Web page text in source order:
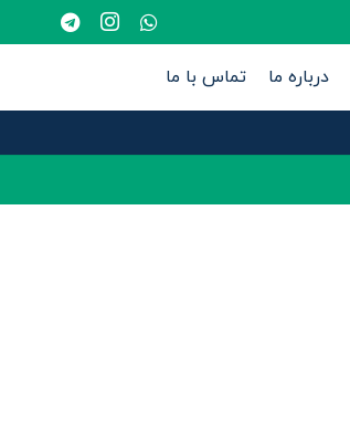
درباره ما تماس با ما